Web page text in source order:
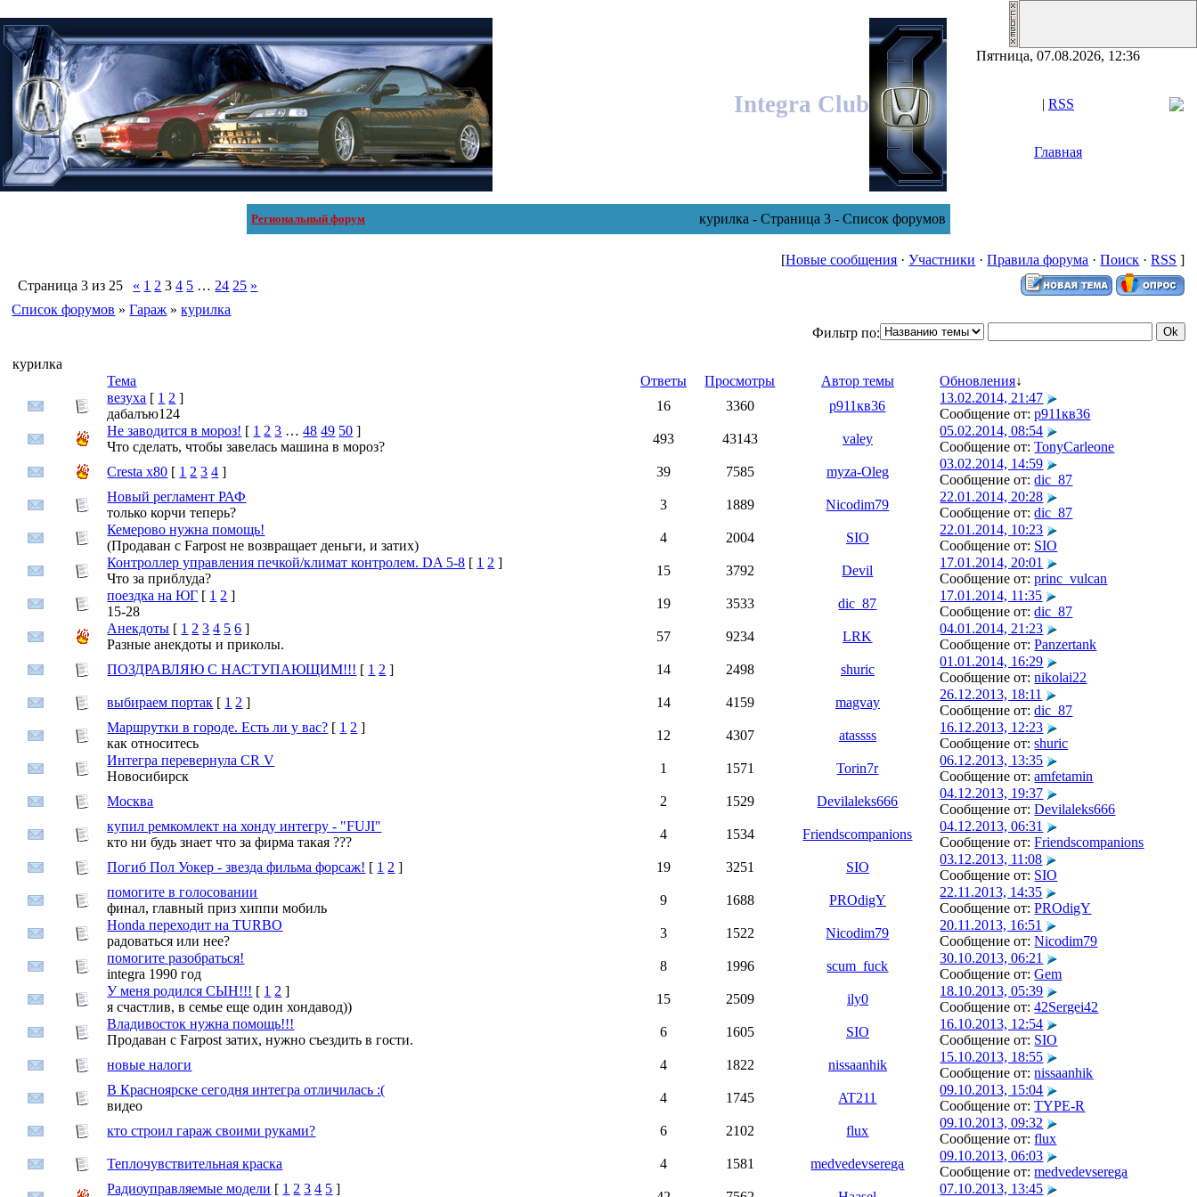
Integra Club
Пятница, 07.08.2026, 12:36
| RSS
Главная
Региональный форум курилка - Страница 3 - Список форумов
[Новые сообщения ·Участники ·Правила форума ·Поиск ·RSS ]
Страница3 из 25 « 1 2 3 4 5 … 24 25 »
Список форумов » Гараж » курилка
Фильтр по:
курилка
Тема
Ответы Просмотры Автор темы Обновления↓
везуха [ 1 2 ]
дабалъю124
16 3360 р911кв36
13.02.2014, 21:47
Сообщение от:р911кв36
Не заводится в мороз! [ 1 2 3 …48 49 50 ]
Что сделать, чтобы завелась машина в мороз?
493 43143 valey
05.02.2014, 08:54
Сообщение от:TonyCarleone
Cresta x80 [ 1 2 3 4 ] 39 7585 myza-Oleg
03.02.2014, 14:59
Сообщение от:dic_87
Новый регламент РАФ
только корчи теперь?
3 1889 Nicodim79
22.01.2014, 20:28
Сообщение от:dic_87
Кемерово нужна помощь!
(Продаван с Farpost не возвращает деньги, и затих)
4 2004 SIO
22.01.2014, 10:23
Сообщение от: SIO
Контроллер управления печкой/климат контролем. DA 5-8 [ 1 2 ]
Что за приблуда?
15 3792 Devil
17.01.2014, 20:01
Сообщение от:princ_vulcan
поездка на ЮГ [ 1 2 ]
15-28
19 3533 dic_87
17.01.2014, 11:35
Сообщение от:dic_87
Анекдоты [ 1 2 3 4 5 6 ]
Разные анекдоты и приколы.
57 9234 LRK
04.01.2014, 21:23
Сообщение от:Panzertank
ПОЗДРАВЛЯЮ С НАСТУПАЮЩИМ!!! [ 1 2 ] 14 2498 shuric
01.01.2014, 16:29
Сообщение от:nikolai22
выбираем портак [ 1 2 ] 14 4159 magvay
26.12.2013, 18:11
Сообщение от:dic_87
Маршрутки в городе. Есть ли у вас? [ 1 2 ]
как относитесь
12 4307 atassss
16.12.2013, 12:23
Сообщение от:shuric
Интегра перевернула CR V
Новосибирск
1 1571 Torin7r
06.12.2013, 13:35
Сообщение от:amfetamin
Москва
2 1529 Devilaleks666
04.12.2013, 19:37
Сообщение от:Devilaleks666
купил ремкомлект на хонду интегру - "FUJI"
кто ни будь знает что за фирма такая ???
4 1534 Friendscompanions
04.12.2013, 06:31
Сообщение от:Friendscompanions
Погиб Пол Уокер - звезда фильма форсаж! [ 1 2 ] 19 3251 SIO
03.12.2013, 11:08
Сообщение от: SIO
помогите в голосовании
финал, главный приз хиппи мобиль
9 1688 PROdigY
22.11.2013, 14:35
Сообщение от:PROdigY
Honda переходит на TURBO
радоваться или нее?
3 1522 Nicodim79
20.11.2013, 16:51
Сообщение от:Nicodim79
помогите разобраться!
integra 1990 год
8 1996 scum_fuck
30.10.2013, 06:21
Сообщение от:Gem
У меня родился СЫН!!! [ 1 2 ]
я счастлив, в семье еще один хондавод))
15 2509 ily0
18.10.2013, 05:39
Сообщение от:42Sergei42
Владивосток нужна помощь!!!
Продаван с Farpost затих, нужно съездить в гости.
6 1605 SIO
16.10.2013, 12:54
Сообщение от: SIO
новые налоги
4 1822 nissaanhik
15.10.2013, 18:55
Сообщение от:nissaanhik
В Красноярске сегодня интегра отличилась :(
видео
4 1745 AT211
09.10.2013, 15:04
Сообщение от:TYPE-R
кто строил гараж своими руками?
6 2102 flux
09.10.2013, 09:32
Сообщение от:flux
Теплочувствительная краска
4 1581 medvedevserega
09.10.2013, 06:03
Сообщение от:medvedevserega
Радиоуправляемые модели [ 1 2 3 4 5 ] 07.10.2013, 13:45